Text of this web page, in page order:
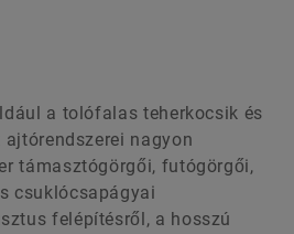
a tolófalas teherkocsik és
nagyon
támasztógörgői, futógörgői,
csuklócsapágyai
felépítésről, a hosszú